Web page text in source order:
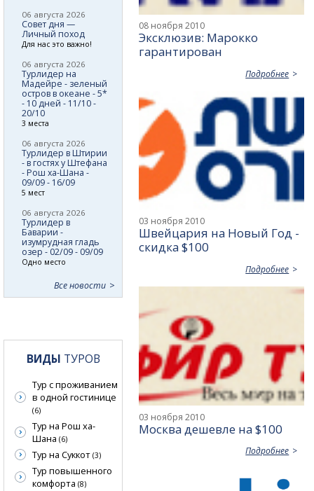
08 ноября 2010
Эксклюзив: Марокко
гарантирован
Подробнее
03 ноября 2010
Швейцария на Новый Год -
скидка $100
Подробнее
03 ноября 2010
Москва дешевле на $100
Подробнее
06 августа 2026
Совет дня —
Личный поход
Для нас это важно!
06 августа 2026
Турлидер на
Мадейре - зеленый
остров в океане - 5*
- 10 дней - 11/10 -
20/10
3 места
06 августа 2026
Турлидер в Штирии
- в гостях у Штефана
- Рош ха-Шана -
09/09 - 16/09
5 мест
06 августа 2026
Турлидер в
Баварии -
изумрудная гладь
озер - 02/09 - 09/09
Одно место
Все новости
ВИДЫ ТУРОВ
Тур с проживанием
в одной гостинице
(6)
Тур на Рош ха-
Шана (6)
Тур на Суккот (3)
Тур повышенного
комфорта (8)